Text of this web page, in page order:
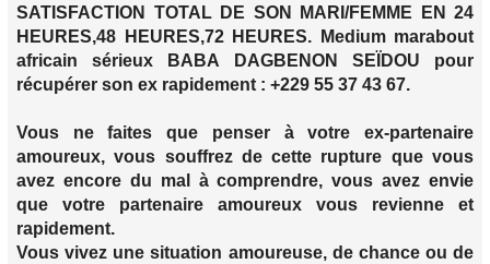
SATISFACTION TOTAL DE SON MARI/FEMME EN 24
HEURES,48 HEURES,72 HEURES. Medium marabout
africain sérieux BABA DAGBENON SEÏDOU pour
récupérer son ex rapidement : +229 55 37 43 67.
Vous ne faites que penser à votre ex-partenaire
amoureux, vous souffrez de cette rupture que vous
avez encore du mal à comprendre, vous avez envie
que votre partenaire amoureux vous revienne et
rapidement.
Vous vivez une situation amoureuse, de chance ou de